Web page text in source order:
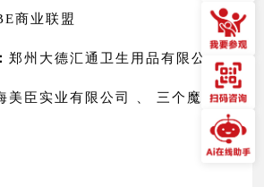
商业联盟
郑州大德汇通卫生用品有限公司
美臣实业有限公司 、 三个魔法